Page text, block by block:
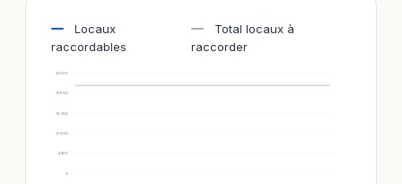
Locaux
raccordables
Total locaux à
raccorder
0
4 400
8 800
13 200
17 600
22 000